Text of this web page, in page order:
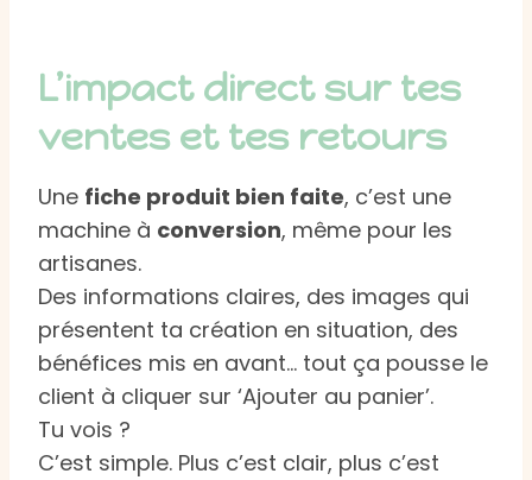
L’impact direct sur tes
ventes et tes retours
Une fiche produit bien faite, c’est une
machine à conversion, même pour les
artisanes.
Des informations claires, des images qui
présentent ta création en situation, des
bénéfices mis en avant… tout ça pousse le
client à cliquer sur ‘Ajouter au panier’.
Tu vois ?
C’est simple. Plus c’est clair, plus c’est